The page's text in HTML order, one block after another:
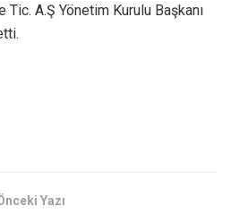
Tic. A.Ş Yönetim Kurulu Başkanı
Yazı